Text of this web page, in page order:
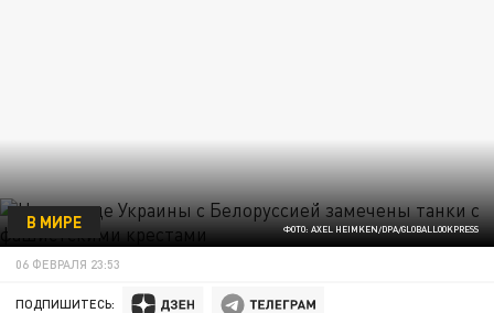
ФОТО: AXEL HEIMKEN/DPA/GLOBALLOOKPRESS
В МИРЕ
06 ФЕВРАЛЯ 23:53
ПОДПИШИТЕСЬ: